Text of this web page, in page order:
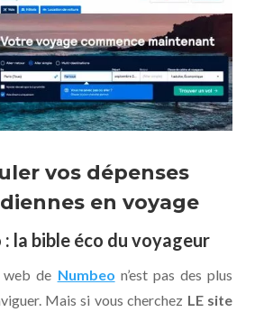
vos dépenses
en voyage
: la bible éco du voyageur
web de Numbeo n’est pas des plus
Mais si vous cherchez LE site